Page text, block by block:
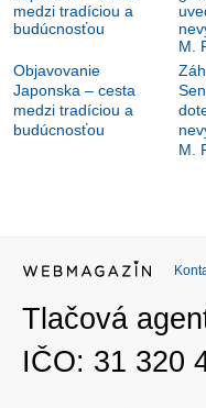
Objavovanie
Japonska – cesta
medzi tradíciou a
budúcnosťou
M.
Tlačová
IČO: 31 320